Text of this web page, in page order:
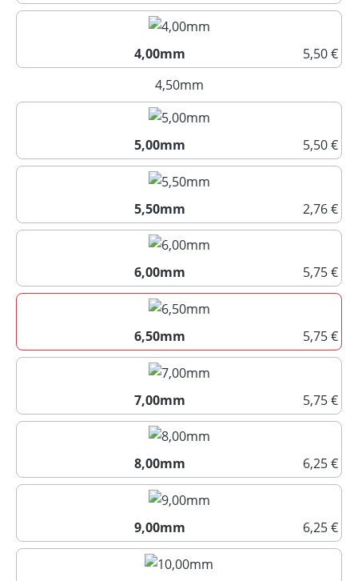
3,75mm
4,00mm
5,50 €
4,00mm
4,50mm(Diese Option ist zurzeit
5,00mm
5,50 €
5,00mm
5,50mm
2,76 €
5,50mm
6,00mm
5,75 €
6,00mm
6,50mm
5,75 €
6,50mm
7,00mm
5,75 €
7,00mm
8,00mm
6,25 €
8,00mm
9,00mm
6,25 €
9,00mm